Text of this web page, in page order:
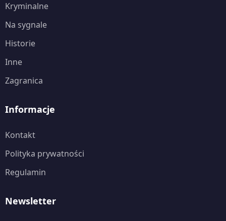
Kryminalne
Na sygnale
Historie
Inne
Zagranica
Informacje
Kontakt
Polityka prywatności
Regulamin
Newsletter